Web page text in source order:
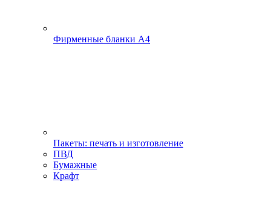
Фирменные бланки А4
Пакеты: печать и изготовление
ПВД
Бумажные
Крафт